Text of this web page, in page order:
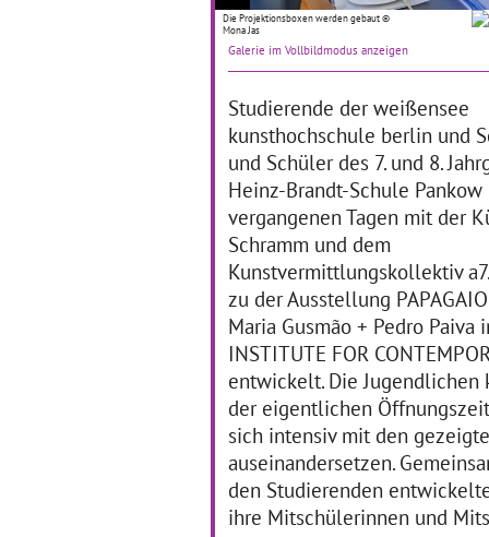
Die Projektionsboxen werden gebaut ©
Mona Jas
Galerie im Vollbildmodus anzeigen
Studierende der weißensee
kunsthochschule berlin und
und Schüler des 7. und 8.
Heinz-Brandt-Schule
vergangenen Tagen mit der
Schramm und dem
Kunstvermittlungskollektiv
zu der Ausstellung
Maria Gusmão + Pedro Paiva
INSTITUTE FOR
entwickelt. Die Jugendlichen
der eigentlichen
sich intensiv mit den
auseinandersetzen.
den Studierenden
ihre Mitschülerinnen und
10.05.2019–10.05.2019
Das Kollegium der
Reinhold-Burger-Schule in
mit Schüler*innen
verschiedener
Klassenstufen Berliner
Kulturinstitutionen und ihre
aktivierenden Angebote.
… mehr
Regionale Vernetzung -
Bezirk Pankow
Pankow
07.04.2019–18.06.2019
Ziel erreicht - mit Luft nach
oben! Für das Schuljahr
2018/2019 hatten sich die
Pankower Kulturagentinnen
Eva Randelzhofer und Karin
Schreibeis vorgenommen,
die Zusammenarbeit